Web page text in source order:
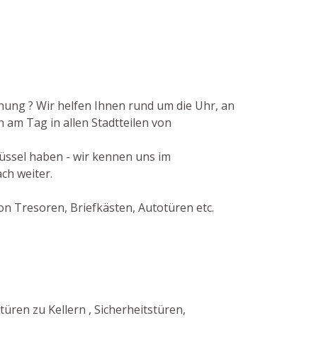
? Wir helfen Ihnen rund um die Uhr, an
am Tag in allen Stadtteilen von
haben - wir kennen uns im
weiter.
Tresoren, Briefkästen, Autotüren etc.
zu Kellern , Sicherheitstüren,